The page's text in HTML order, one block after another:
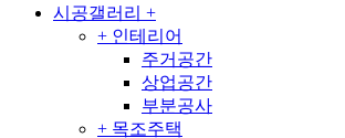
시공갤러리 +
+ 인테리어
주거공간
상업공간
부분공사
+ 목조주택